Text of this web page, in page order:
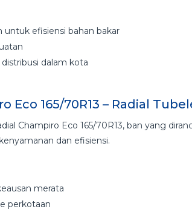
untuk efisiensi bahan bakar
dalam kota
Eco 165/70R13 – Radial
Champiro Eco 165/70R13, ban yang
dan efisiensi.
merata
perkotaan